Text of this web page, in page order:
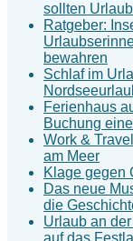
sollten
Ratgeber:
bewahren
Schlaf im
Ferienhaus
Buchung
Work &
am Meer
Klage gegen
Das neue
die
Urlaub an
auf das